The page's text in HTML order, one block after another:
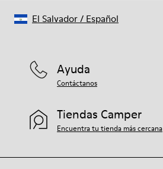
Ayuda
Contáctanos
Tiendas Camper
Encuentra tu tienda más cercana
El Salvador/ Español